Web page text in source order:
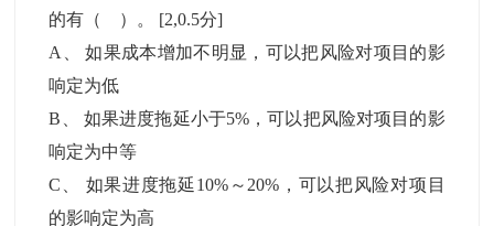
的有（ ）。 [2,0.5分]
A
、如果成本增加不明显，可以把风险对项目的影
响定为低
B
如果进度拖延小于5%，可以把风险对项目的影
响定为中等
C
如果进度拖延10%～20%，可以把风险对项目
的影响定为高